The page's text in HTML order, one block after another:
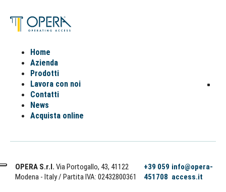
Home
Azienda
Prodotti
Lavora con noi
Contatti
News
Acquista online
OPERA S.r.l. Via Portogallo, 43, 41122
Modena - Italy/ Partita IVA: 02432800361
+39 059
451708
info@opera-
access.it